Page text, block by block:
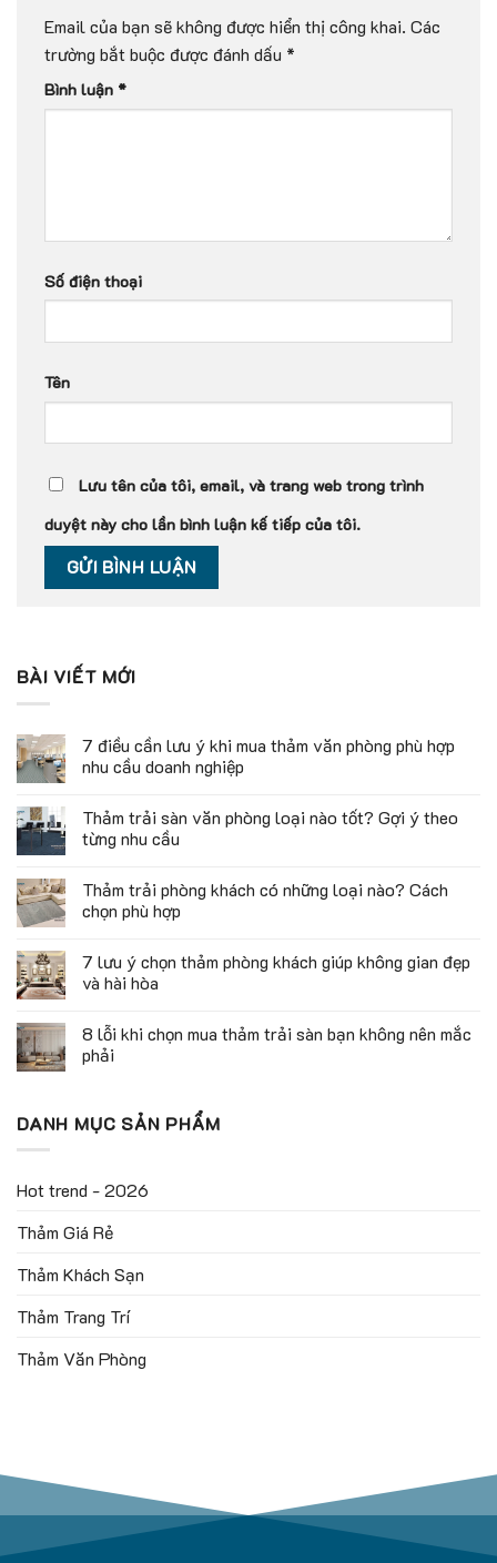
Email của bạn sẽ không được hiển thị công khai. Các
trường bắt buộc được đánh dấu *
Bình luận *
Số điện thoại
Tên
Lưu tên của tôi, email, và trang web trong trình
duyệt này cho lần bình luận kế tiếp của tôi.
BÀI VIẾT MỚI
7 điều cần lưu ý khi mua thảm văn phòng phù hợp
nhu cầu doanh nghiệp
Thảm trải sàn văn phòng loại nào tốt? Gợi ý theo
từng nhu cầu
Thảm trải phòng khách có những loại nào? Cách
chọn phù hợp
7 lưu ý chọn thảm phòng khách giúp không gian đẹp
và hài hòa
8 lỗi khi chọn mua thảm trải sàn bạn không nên mắc
phải
DANH MỤC SẢN PHẨM
Hot trend - 2026
Thảm Giá Rẻ
Thảm Khách Sạn
Thảm Trang Trí
Thảm Văn Phòng